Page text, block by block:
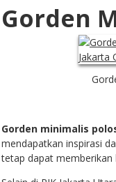
Gorden
Gorden minimalis
mendapatkan inspirasi
tetap dapat memberikan